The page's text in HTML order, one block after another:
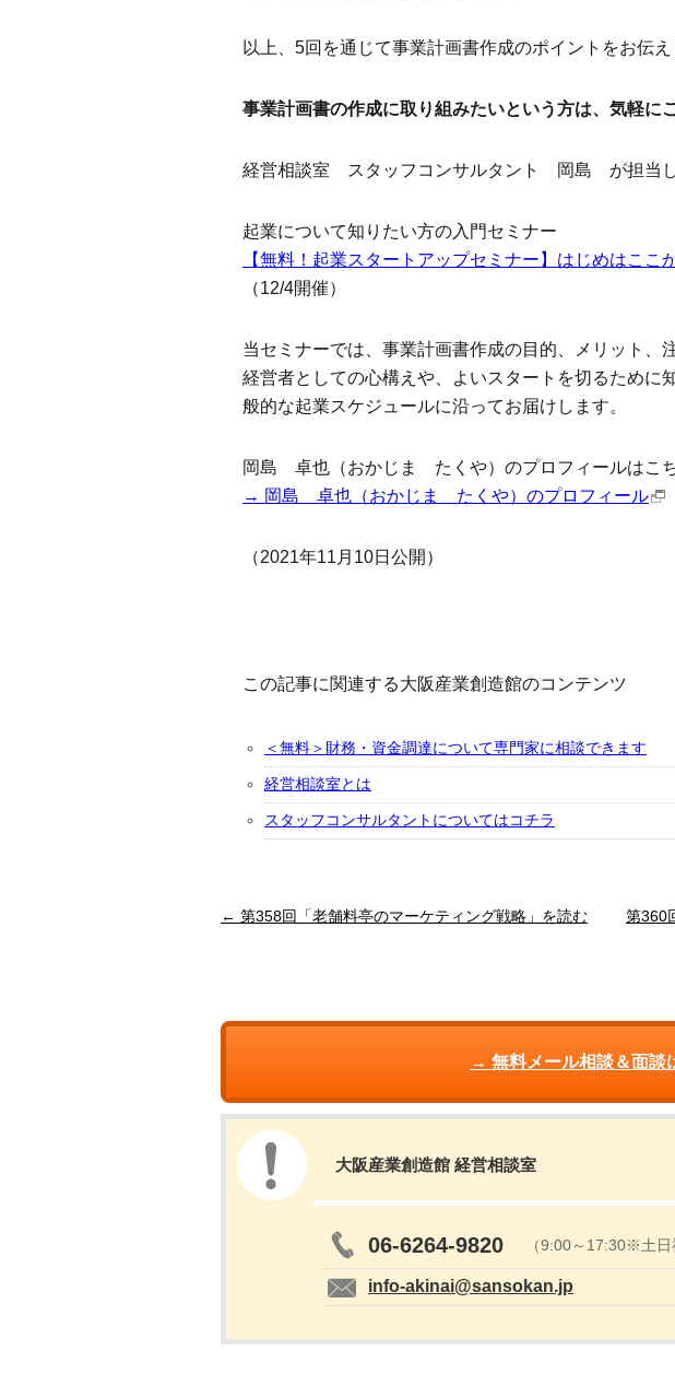
以上、5回を通じて事業計画書作成のポイントをお伝え
事業計画書の作成に取り組みたいという方は、気軽に
経営相談室 スタッフコンサルタント 岡島 が担当し
起業について知りたい方の入門セミナー
【無料！起業スタートアップセミナー】はじめはこ
（12/4開催）
当セミナーでは、事業計画書作成の目的、メリット、
経営者としての心構えや、よいスタートを切るために
般的な起業スケジュールに沿ってお届けします。
岡島 卓也（おかじま たくや）のプロフィールはこち
→ 岡島 卓也（おかじま たくや）のプロフィール
（2021年11月10日公開）
この記事に関連する大阪産業創造館のコンテンツ
＜無料＞財務・資金調達について専門家に相談できます
経営相談室とは
スタッフコンサルタントについてはコチラ
← 第358回「老舗料亭のマーケティング戦略」を読む 第360
→ 無料メール相談＆面談
大阪産業創造館 経営相談室
06-6264-9820 （9:00～17:30※土日
info-akinai@sansokan.jp